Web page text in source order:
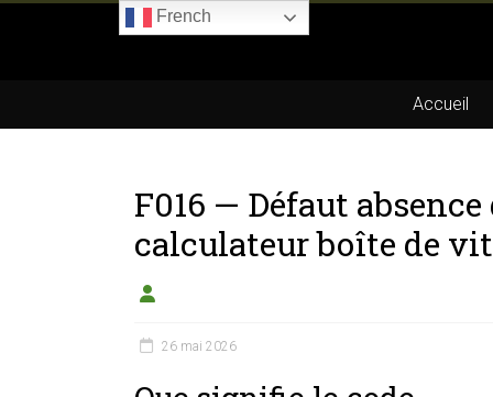
du
boîtier
éthanol
Accueil
F016 — Défaut
calculateur boîte de
26 mai 2026
French